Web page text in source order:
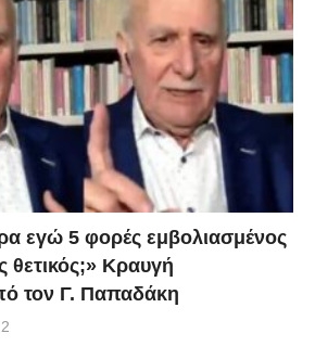
απόγευμα στις 18:00, μαζί με
κ. Σωτήρη Τσιόδρα, θα ενημερώνει
Τίποτε όμως δεν μπορεί να
του προσωπικού μας. Οι
μας αξίζουν κάθε βοήθεια.
λευκές και πράσινες μπλούζες.
της Πολιτικής Προστασίας και
νύχτα και μέρα προσφέρουν τον
καλό. Τους ευχαριστώ, σας
εγώ 5 φορές εμβoλιασμένος
θετικός;» Κραυγή
τον Γ. Παπαδάκη